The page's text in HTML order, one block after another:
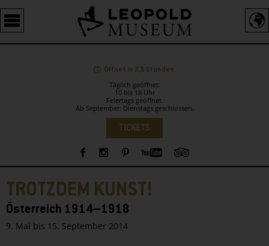
Barrierefreie
Bedienung
der
Öffnet in 2,5 Stunden.
Täglich geöffnet:
10 bis 18 Uhr
Feiertags geöffnet.
Ab September: Dienstags geschlossen.
TICKETS
Sidebar
TROTZDEM KUNST!
Österreich 1914–1918
9. Mai bis 15. September 2014